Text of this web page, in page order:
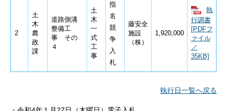
2
土
木
農
政
課
道路側溝
整備工
事 その
４
土
木
一
式
工
事
指
名
競
争
入
札
藤安全
施設
（株）
1,920,000
執
行調書
[PDFフ
ァイル
／
35KB]
執行日一覧へ戻る